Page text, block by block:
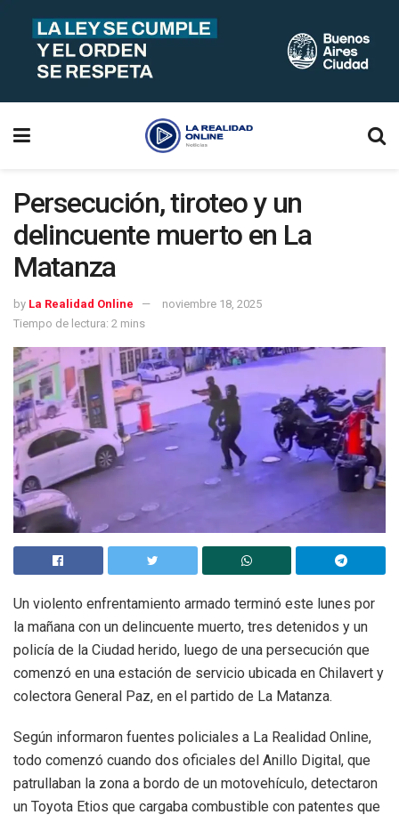
Persecución, tiroteo y un
delincuente muerto en La
Matanza
by La Realidad Online
noviembre 18, 2025
Tiempo de lectura: 2 mins
Un violento enfrentamiento armado terminó este lunes por
la mañana con un delincuente muerto, tres detenidos y un
policía de la Ciudad herido, luego de una persecución que
comenzó en una estación de servicio ubicada en Chilavert y
colectora General Paz, en el partido de La Matanza.
Según informaron fuentes policiales a La Realidad Online,
todo comenzó cuando dos oficiales del Anillo Digital, que
patrullaban la zona a bordo de un motovehículo, detectaron
un Toyota Etios que cargaba combustible con patentes que